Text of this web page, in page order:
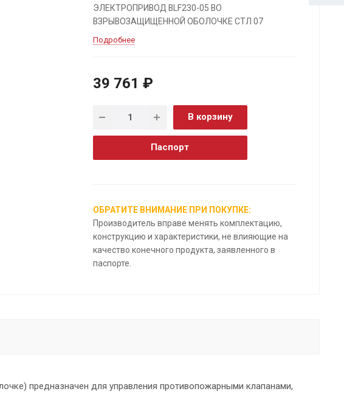
ЭЛЕКТРОПРИВОД BLF230-05 ВО
ВЗРЫВОЗАЩИЩЕННОЙ ОБОЛОЧКЕ СТЛ 07
Подробнее
39 761 ₽
В корзину
Паспорт
ОБРАТИТЕ ВНИМАНИЕ ПРИ ПОКУПКЕ:
Производитель вправе менять комплектацию,
конструкцию и характеристики, не влияющие на
качество конечного продукта, заявленного в
паспорте.
предназначен для управления противопожарными клапанами,